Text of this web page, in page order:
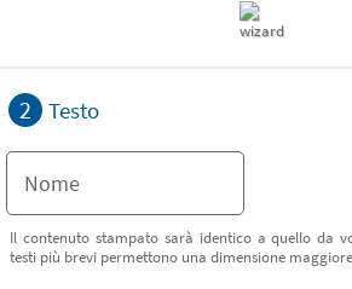
2 Testo
Il contenuto stampato sarà identico a quello da
testi più brevi permettono una dimensione